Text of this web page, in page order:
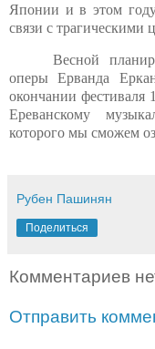
Японии и в этом
связи с трагическими
Весной
оперы Ерванда
окончании фестиваля
Ереванскому
которого мы сможем
Рубен Пашинян
Поделиться
Комментариев
Отправить